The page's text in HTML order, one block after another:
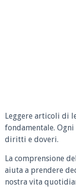
Leggere articoli di
fondamentale.
diritti e doveri.
La comprensione
aiuta a prendere
nostra vita